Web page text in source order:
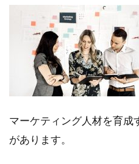
マーケティング人材を育
があります。